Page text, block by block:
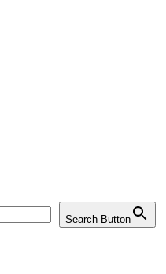
Search Button